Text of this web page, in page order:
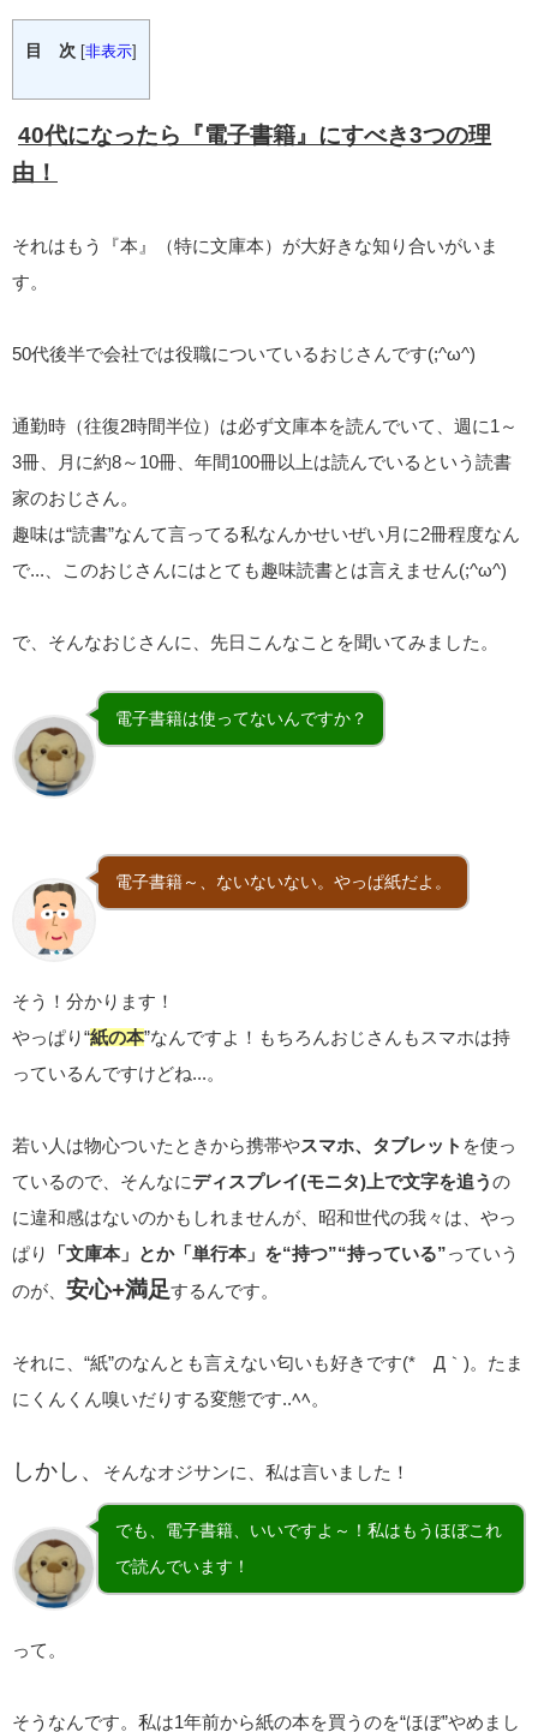
目 次 非表示
40代になったら『電子書籍』にすべき3つの理
由！
それはもう『本』（特に文庫本）が大好きな知り合いがいま
す。
50代後半で会社では役職についているおじさんです(;^ω^)
通勤時（往復2時間半位）は必ず文庫本を読んでいて、週に1～
3冊、月に約8～10冊、年間100冊以上は読んでいるという読書
家のおじさん。
趣味は“読書”なんて言ってる私なんかせいぜい月に2冊程度なん
で...、このおじさんにはとても趣味読書とは言えません(;^ω^)
で、そんなおじさんに、先日こんなことを聞いてみました。
電子書籍は使ってないんですか？
電子書籍～、ないないない。やっぱ紙だよ。
そう！分かります！
やっぱり“紙の本”なんですよ！もちろんおじさんもスマホは持
っているんですけどね...。
若い人は物心ついたときから携帯やスマホ、タブレット を使っ
ているので、そんなにディスプレイ(モニタ)上で文字を追う の
に違和感はないのかもしれませんが、昭和世代の我々は、やっ
ぱり
「文庫本」とか「単行本」を“持つ”“持っている” っていう
のが、 安心+満足するんです。
それに、“紙”のなんとも言えない匂いも好きです(*´Д｀)。たま
にくんくん嗅いだりする変態です..ﾍﾍ。
しかし、 そんなオジサンに、私は言いました！
でも、電子書籍、いいですよ～！私はもうほぼこれ
で読んでいます！
って。
そうなんです。私は1年前から紙の本を買うのを“ほぼ”やめまし